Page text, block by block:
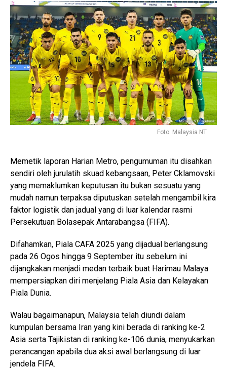
Foto: Malaysia NT
Memetik laporan Harian Metro, pengumuman itu disahkan
sendiri oleh jurulatih skuad kebangsaan, Peter Cklamovski
yang memaklumkan keputusan itu bukan sesuatu yang
mudah namun terpaksa diputuskan setelah mengambil kira
faktor logistik dan jadual yang di luar kalendar rasmi
Persekutuan Bolasepak Antarabangsa (FIFA).
Difahamkan, Piala CAFA 2025 yang dijadual berlangsung
pada 26 Ogos hingga 9 September itu sebelum ini
dijangkakan menjadi medan terbaik buat Harimau Malaya
mempersiapkan diri menjelang Piala Asia dan Kelayakan
Piala Dunia.
Walau bagaimanapun, Malaysia telah diundi dalam
kumpulan bersama Iran yang kini berada di ranking ke-2
Asia serta Tajikistan di ranking ke-106 dunia, menyukarkan
perancangan apabila dua aksi awal berlangsung di luar
jendela FIFA.